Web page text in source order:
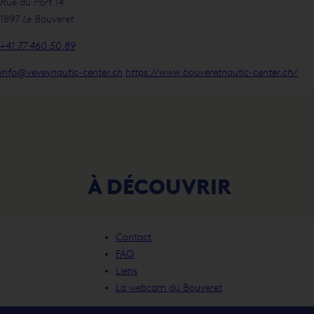
Rue du Port 14
1897 Le Bouveret
+41.77.460.50.89
info@veveynautic-center.ch https://www.bouveretnautic-center.ch/
À DÉCOUVRIR
Club de Voile du Bouveret –
CVVC
Contact
FAQ
Liens
La webcam du Bouveret